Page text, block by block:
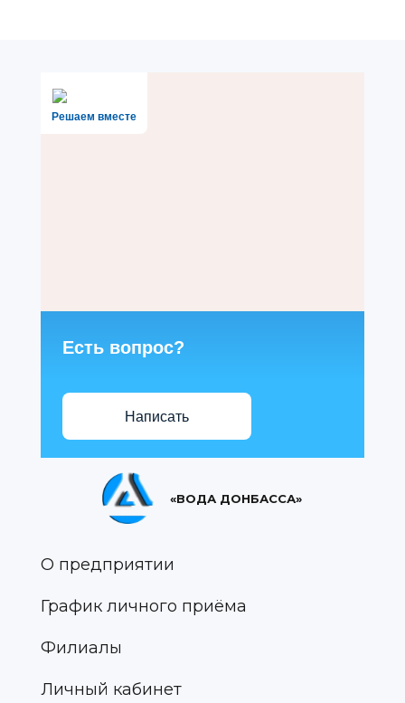
Решаем вместе
Есть вопрос?
Написать
«ВОДА ДОНБАССА»
О предприятии
График личного приёма
Филиалы
Личный кабинет